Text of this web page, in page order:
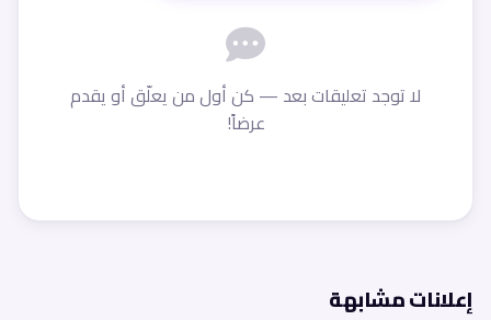
لا توجد تعليقات بعد — كن أول من يعلّق أو يقدم
عرضاً!
إعلانات مشابهة